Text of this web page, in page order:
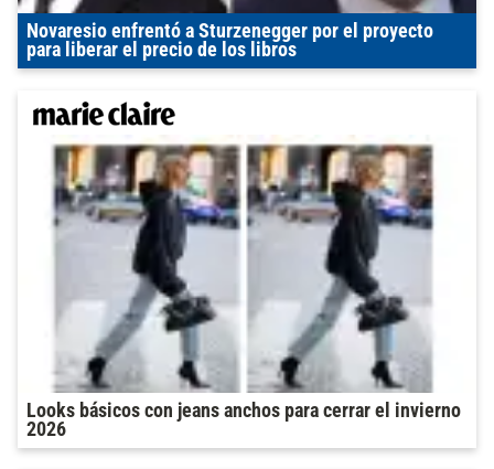
Novaresio enfrentó a Sturzenegger por el proyecto
para liberar el precio de los libros
Looks básicos con jeans anchos para cerrar el invierno
2026